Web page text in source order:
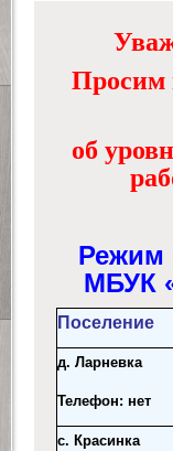
Просим
об
Режим
МБУК
Поселение
д. Ларневка
Телефон: нет
с. Красинка